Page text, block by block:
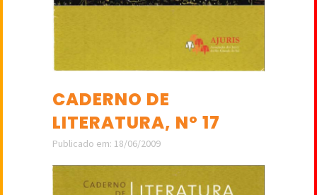
CADERNO DE
LITERATURA, Nº 17
Publicado em: 18/06/2009